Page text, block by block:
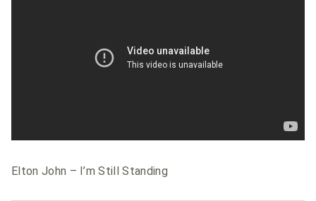
Elton John – I’m Still Standing